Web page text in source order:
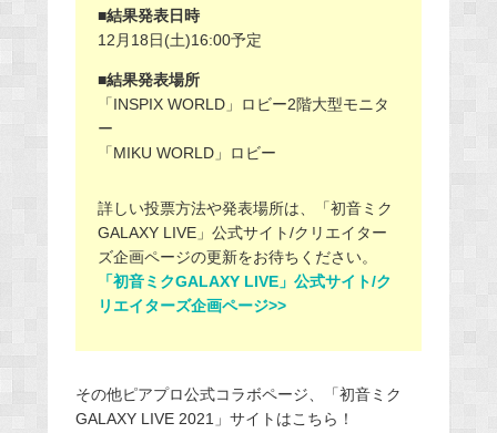
■結果発表日時
12月18日(土)16:00予定
■結果発表場所
「INSPIX WORLD」ロビー2階大型モニタ
ー
「MIKU WORLD」ロビー
詳しい投票方法や発表場所は、「初音ミク
GALAXY LIVE」公式サイト/クリエイター
ズ企画ページの更新をお待ちください。
「初音ミクGALAXY LIVE」公式サイト/ク
リエイターズ企画ページ>>
その他ピアプロ公式コラボページ、「初音ミク
GALAXY LIVE 2021」サイトはこちら！